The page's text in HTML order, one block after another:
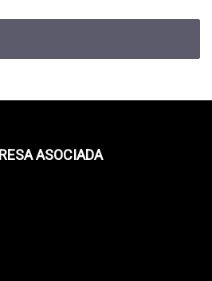
ASOCIADA